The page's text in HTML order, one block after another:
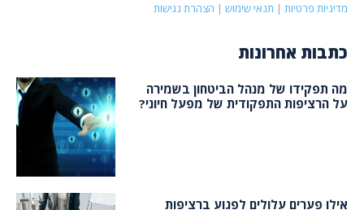
מדיניות פרטיות | תנאי שימוש | הצהרת נגישות
כתבות אחרונות
מה תפקידו של מנהל הביטחון בשמירה
על הרציפות התפקודית של מפעל חיוני?
אילו פערים עלולים לפגוע ברציפות